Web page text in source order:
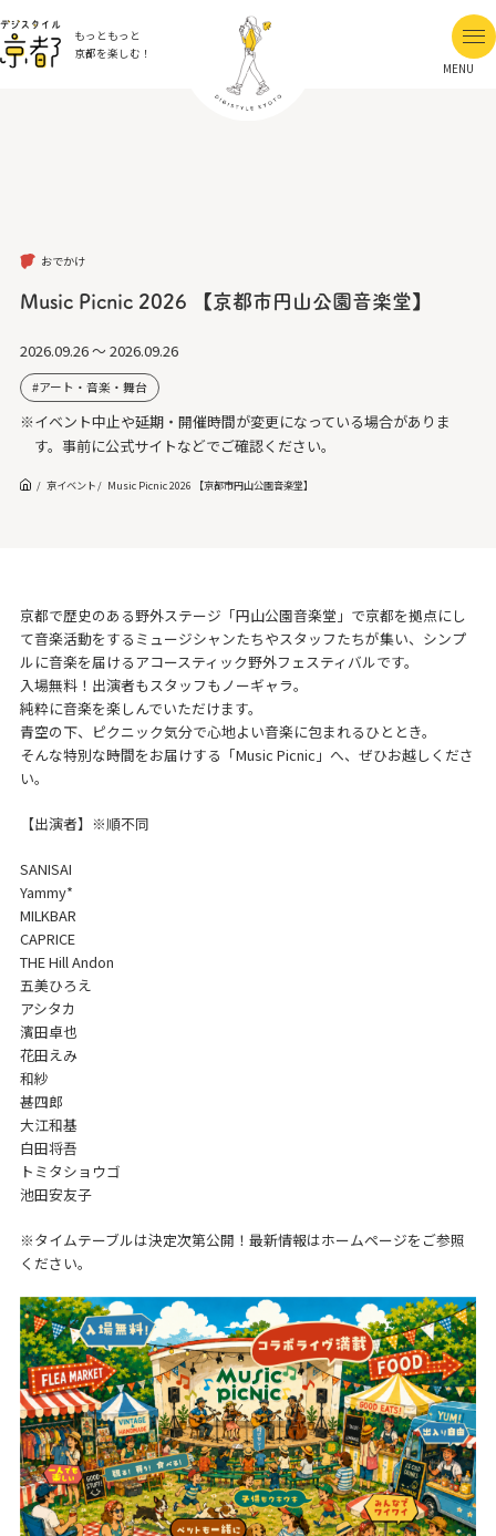
もっともっと
京都を楽しむ！
MENU
おでかけ
Music Picnic 2026 【京都市円山公園音楽堂】
2026.09.26 ～ 2026.09.26
アート・音楽・舞台
※イベント中止や延期・開催時間が変更になっている場合がありま
す。事前に公式サイトなどでご確認ください。
京イベント Music Picnic 2026 【京都市円山公園音楽堂】
京都で歴史のある野外ステージ「円山公園音楽堂」で京都を拠点にし
て音楽活動をするミュージシャンたちやスタッフたちが集い、シンプ
ルに音楽を届けるアコースティック野外フェスティバルです。
入場無料！出演者もスタッフもノーギャラ。
純粋に音楽を楽しんでいただけます。
青空の下、ピクニック気分で心地よい音楽に包まれるひととき。
そんな特別な時間をお届けする「Music Picnic」へ、ぜひお越しくださ
い。
【出演者】※順不同
SANISAI
Yammy*
MILKBAR
CAPRICE
THE Hill Andon
五美ひろえ
アシタカ
濱田卓也
花田えみ
和紗
甚四郎
大江和基
白田将吾
トミタショウゴ
池田安友子
※タイムテーブルは決定次第公開！最新情報はホームページをご参照
ください。